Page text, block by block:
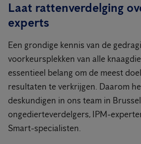
Laat rattenverdelging
experts
Een grondige kennis van de
voorkeursplekken van alle
essentieel belang om de meest
resultaten te verkrijgen. Daarom
deskundigen in ons team in
ongedierteverdelgers, IPM-
Smart-specialisten.